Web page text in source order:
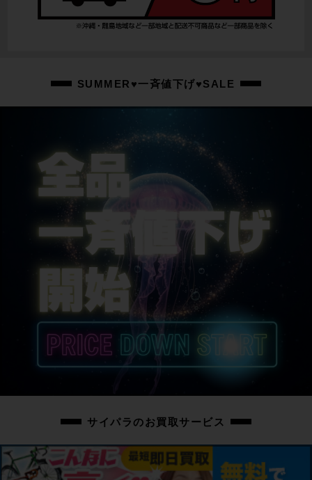
SUMMER♥一斉値下げ♥SALE
サイパラのお買取サービス